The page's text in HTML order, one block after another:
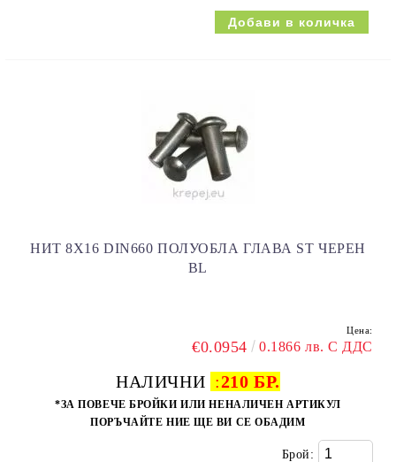
НИТ 8Х16 DIN660 ПОЛУОБЛА ГЛАВА ST ЧЕРЕН
BL
Цена:
€0.0954 0.1866 лв. С ДДС
НАЛИЧНИ :210 БР.
*ЗА ПОВЕЧЕ БРОЙКИ ИЛИ НЕНАЛИЧЕН АРТИКУЛ
ПОРЪЧАЙТЕ НИЕ ЩЕ ВИ СЕ ОБАДИМ
Брой: